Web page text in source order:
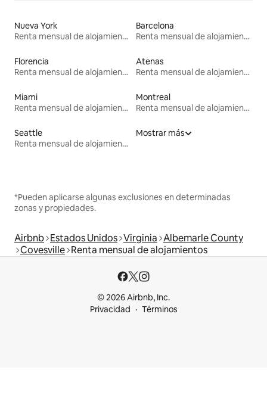
Nueva York
Renta mensual de alojamientos
Barcelona
Renta mensual de alojamientos
Florencia
Renta mensual de alojamientos
Atenas
Renta mensual de alojamientos
Miami
Renta mensual de alojamientos
Montreal
Renta mensual de alojamientos
Seattle
Renta mensual de alojamientos
Mostrar más
*Pueden aplicarse algunas exclusiones en determinadas
zonas y propiedades.
Airbnb Estados Unidos Virginia Albemarle County
Covesville Renta mensual de alojamientos
© 2026 Airbnb, Inc.
Privacidad
Términos